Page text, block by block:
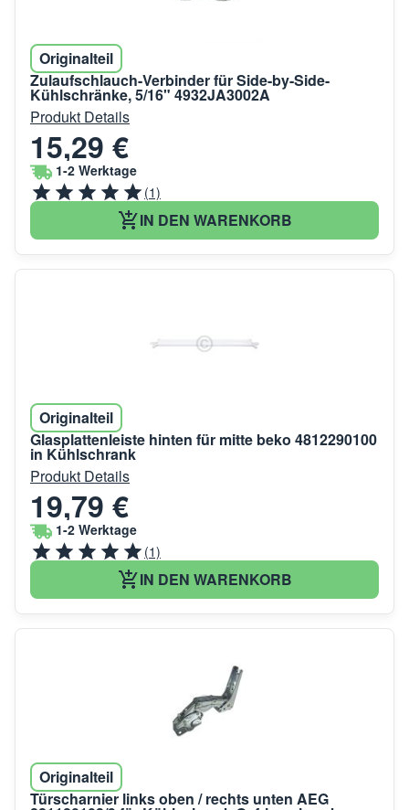
Originalteil
Zulaufschlauch-Verbinder für Side-by-Side-
Kühlschränke, 5/16" 4932JA3002A
Produkt Details
15,29 €
1-2 Werktage
(1)
IN DEN WARENKORB
Originalteil
Glasplattenleiste hinten für mitte beko 4812290100
in Kühlschrank
Produkt Details
19,79 €
1-2 Werktage
(1)
IN DEN WARENKORB
Originalteil
Türscharnier links oben / rechts unten AEG